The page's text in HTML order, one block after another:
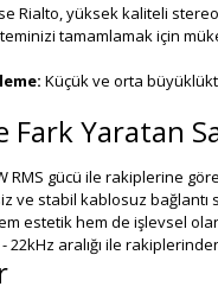
Rialto, yüksek kaliteli
tamamlamak için
Küçük ve orta
Yaratan
RMS gücü ile rakiplerine
ve stabil kablosuz
estetik hem de işlevsel
- 22kHz aralığı ile